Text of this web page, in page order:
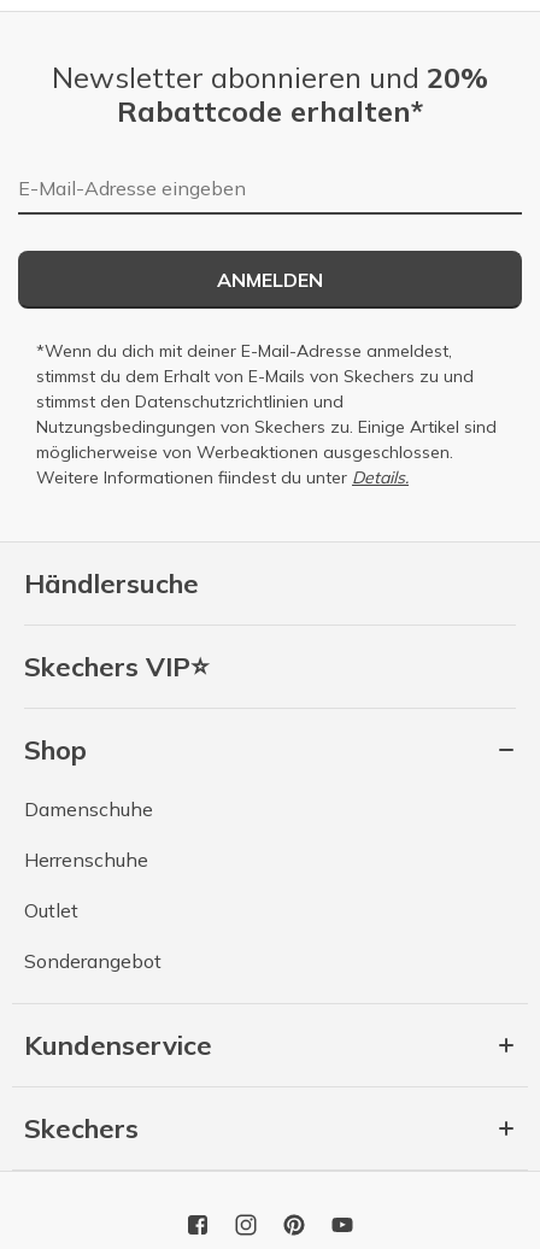
Händlersuche
Skechers VIP⭐
Shop
Damenschuhe
Herrenschuhe
Outlet
Sonderangebot
Kundenservice
Skechers
Newsletter abonnieren und 20%
Rabattcode erhalten*
E-Mail-Adresse
ANMELDEN
*Wenn du dich mit deiner E-Mail-Adresse anmeldest,
stimmst du dem Erhalt von E-Mails von Skechers zu und
stimmst den Datenschutzrichtlinien und
Nutzungsbedingungen von Skechers zu. Einige Artikel sind
möglicherweise von Werbeaktionen ausgeschlossen.
Weitere Informationen fiindest du unter Details.